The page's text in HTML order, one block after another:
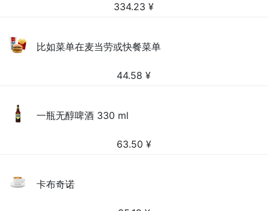
334.23 ¥
比如菜单在麦当劳或快餐菜单
44.58 ¥
一瓶无醇啤酒 330 ml
63.50 ¥
卡布奇诺